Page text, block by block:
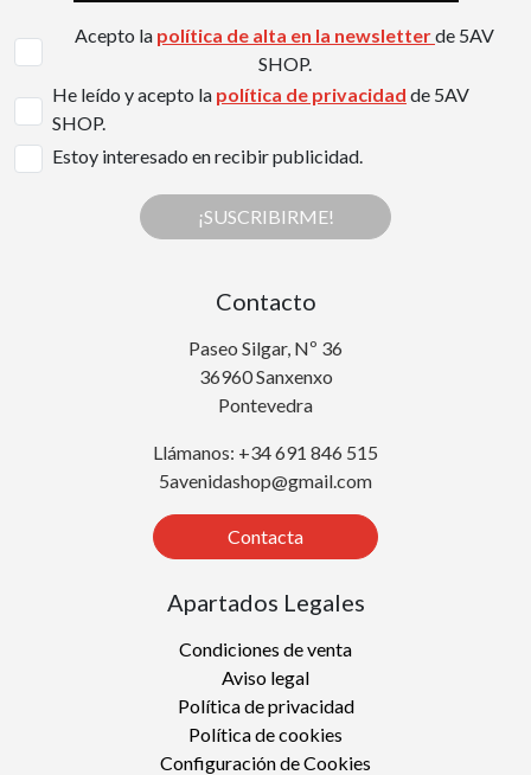
Acepto la política de alta en la newsletterde 5AV
SHOP.
He leído y acepto la política de privacidad de 5AV
SHOP.
Estoy interesado en recibir publicidad.
¡SUSCRIBIRME!
Contacto
Paseo Silgar, Nº 36
36960 Sanxenxo
Pontevedra
Llámanos: +34 691 846 515
5avenidashop@gmail.com
Contacta
Apartados Legales
Condiciones de venta
Aviso legal
Política de privacidad
Política de cookies
Configuración de Cookies